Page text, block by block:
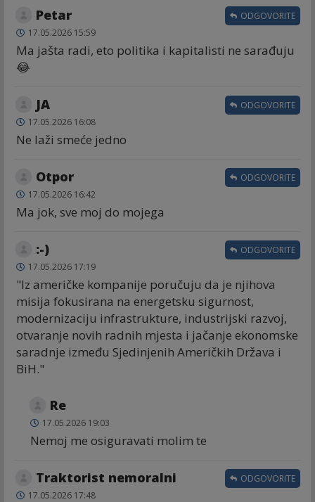
Petar
17.05.2026 15:59
Ma jašta radi, eto politika i kapitalisti ne sarađuju
😂
ODGOVORITE
JA
17.05.2026 16:08
Ne laži smeće jedno
ODGOVORITE
Otpor
17.05.2026 16:42
Ma jok, sve moj do mojega
ODGOVORITE
:-)
17.05.2026 17:19
"Iz američke kompanije poručuju da je njihova
misija fokusirana na energetsku sigurnost,
modernizaciju infrastrukture, industrijski razvoj,
otvaranje novih radnih mjesta i jačanje ekonomske
saradnje između Sjedinjenih Američkih Država i
BiH."
ODGOVORITE
Re
17.05.2026 19:03
Nemoj me osiguravati molim te
Traktorist nemoralni
17.05.2026 17:48
ODGOVORITE